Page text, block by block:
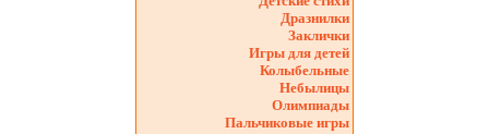
Дразнилки
Заклички
Игры для детей
Колыбельные
Небылицы
Олимпиады
Пальчиковые игры